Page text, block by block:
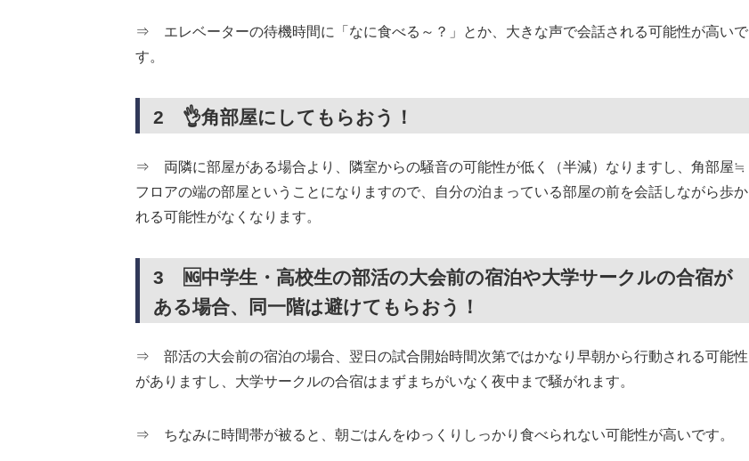
⇒ エレベーターの待機時間に「なに食べる～？」とか、大きな声で会話される可能性が高いで
す。
2 👌角部屋にしてもらおう！
⇒ 両隣に部屋がある場合より、隣室からの騒音の可能性が低く（半減）なりますし、角部屋≒
フロアの端の部屋ということになりますので、自分の泊まっている部屋の前を会話しながら歩か
れる可能性がなくなります。
3 🆖中学生・高校生の部活の大会前の宿泊や大学サークルの合宿が
ある場合、同一階は避けてもらおう！
⇒ 部活の大会前の宿泊の場合、翌日の試合開始時間次第ではかなり早朝から行動される可能性
がありますし、大学サークルの合宿はまずまちがいなく夜中まで騒がれます。
⇒ ちなみに時間帯が被ると、朝ごはんをゆっくりしっかり食べられない可能性が高いです。